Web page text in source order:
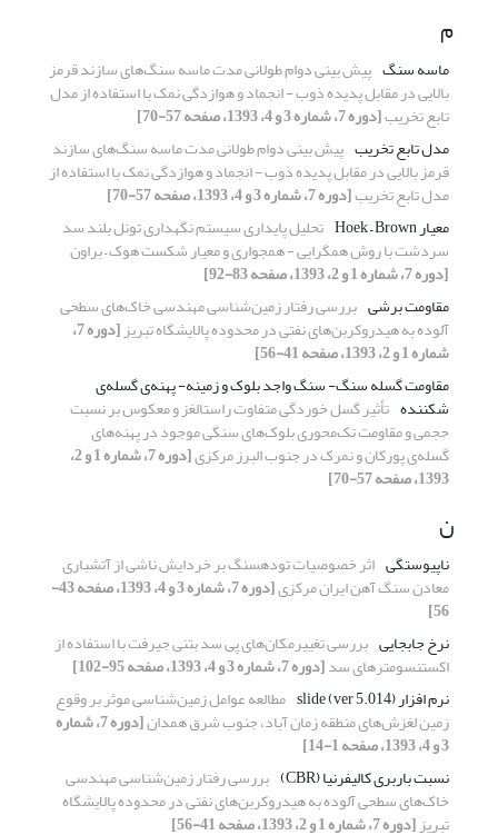
م
ماسه سنگ پیش بینی دوام طولانی مدت ماسه سنگ‌های سازند قرمز
بالایی در مقابل پدیده ذوب - انجماد و هوازدگی نمک با استفاده از مدل
تابع تخریب[دوره 7، شماره 3 و 4، 1393، صفحه 57-70]
مدل تابع تخریب پیش بینی دوام طولانی مدت ماسه سنگ‌های سازند
قرمز بالایی در مقابل پدیده ذوب - انجماد و هوازدگی نمک با استفاده از
مدل تابع تخریب[دوره 7، شماره 3 و 4، 1393، صفحه 57-70]
معیار Hoek – Brown
تحلیل پایداری سیستم نگهداری تونل بلند سد
سردشت با روش‌ همگرایی - همجواری و معیار شکست هوک – براون
[دوره 7، شماره 1 و 2، 1393، صفحه 83-92]
مقاومت برشی بررسی رفتار زمین‌شناسی مهندسی خاک‌های سطحی
آلوده به هیدروکربن‌های نفتی در محدوده پالایشگاه تبریز [دوره 7،
شماره 1 و 2، 1393، صفحه 41-56]
مقاومت گسله سنگ- سنگ واجد بلوک و زمینه- پهنه‌ی گسله‌ی
شکننده تأثیر گسل خوردگی متفاوت راستالغز و معکوس بر نسبت
حجمی و مقاومت تک‌محوری بلوک‌های سنگی موجود در پهنه‌ها‌ی
گسله‌ی پورکان و نمرک در جنوب البرز مرکزی [دوره 7، شماره 1 و 2،
1393، صفحه 57-70]
ن
ناپیوستگی اثر خصوصیات توده‎سنگ بر خردایش ناشی از آتشباری
معادن سنگ آهن ایران مرکزی [دوره 7، شماره 3 و 4، 1393، صفحه 43-
56]
نرخ جابجایی بررسی تغییرمکان‌های پی سد بتنی جیرفت با استفاده از
اکستنسومتر‌های سد[دوره 7، شماره 3 و 4، 1393، صفحه 95-102]
نرم افزار (ver 5.014) slide
مطالعه عوامل زمین‌شناسی موثر بر وقوع
زمین لغزش‌های منطقه زمان آباد، جنوب شرق همدان [دوره 7، شماره
3 و 4، 1393، صفحه 1-14]
نسبت باربری کالیفرنیا (CBR)
بررسی رفتار زمین‌شناسی مهندسی
خاک‌های سطحی آلوده به هیدروکربن‌های نفتی در محدوده پالایشگاه
تبریز[دوره 7، شماره 1 و 2، 1393، صفحه 41-56]